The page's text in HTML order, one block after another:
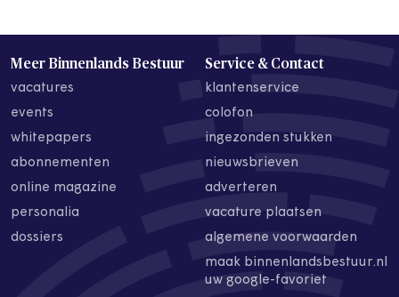
Meer Binnenlands Bestuur
vacatures
events
whitepapers
abonnementen
online magazine
personalia
dossiers
Service & Contact
klantenservice
colofon
ingezonden stukken
nieuwsbrieven
adverteren
vacature plaatsen
algemene voorwaarden
maak binnenlandsbestuur.nl
uw google-favoriet